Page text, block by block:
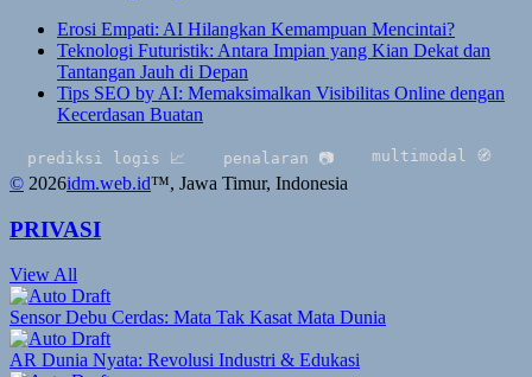
Erosi Empati: AI Hilangkan Kemampuan Mencintai?
Teknologi Futuristik: Antara Impian yang Kian Dekat dan
Tantangan Jauh di Depan
Tips SEO by AI: Memaksimalkan Visibilitas Online dengan
Kecerdasan Buatan
logis 📈 penalaran 📷 multimodal 🧭 gpt-5
© 2026idm.web.id™, Jawa Timur, Indonesia
PRIVASI
View All
Sensor Debu Cerdas: Mata Tak Kasat Mata Dunia
AR Dunia Nyata: Revolusi Industri & Edukasi